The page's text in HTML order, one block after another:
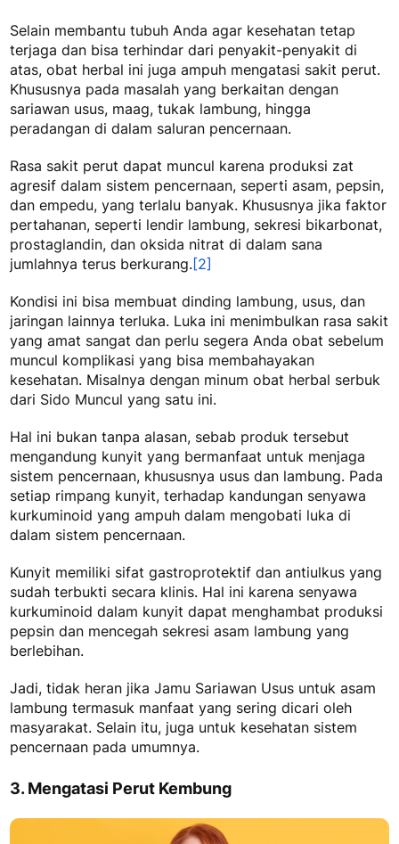
Selain membantu tubuh Anda agar kesehatan tetap
terjaga dan bisa terhindar dari penyakit-penyakit di
atas, obat herbal ini juga ampuh mengatasi sakit perut.
Khususnya pada masalah yang berkaitan dengan
sariawan usus, maag, tukak lambung, hingga
peradangan di dalam saluran pencernaan.
Rasa sakit perut dapat muncul karena produksi zat
agresif dalam sistem pencernaan, seperti asam, pepsin,
dan empedu, yang terlalu banyak. Khususnya jika faktor
pertahanan, seperti lendir lambung, sekresi bikarbonat,
prostaglandin, dan oksida nitrat di dalam sana
jumlahnya terus berkurang.[2]
Kondisi ini bisa membuat dinding lambung, usus, dan
jaringan lainnya terluka. Luka ini menimbulkan rasa sakit
yang amat sangat dan perlu segera Anda obat sebelum
muncul komplikasi yang bisa membahayakan
kesehatan. Misalnya dengan minum obat herbal serbuk
dari Sido Muncul yang satu ini.
Hal ini bukan tanpa alasan, sebab produk tersebut
mengandung kunyit yang bermanfaat untuk menjaga
sistem pencernaan, khususnya usus dan lambung. Pada
setiap rimpang kunyit, terhadap kandungan senyawa
kurkuminoid yang ampuh dalam mengobati luka di
dalam sistem pencernaan.
Kunyit memiliki sifat gastroprotektif dan antiulkus yang
sudah terbukti secara klinis. Hal ini karena senyawa
kurkuminoid dalam kunyit dapat menghambat produksi
pepsin dan mencegah sekresi asam lambung yang
berlebihan.
Jadi, tidak heran jika Jamu Sariawan Usus untuk asam
lambung termasuk manfaat yang sering dicari oleh
masyarakat. Selain itu, juga untuk kesehatan sistem
pencernaan pada umumnya.
3. Mengatasi Perut Kembung